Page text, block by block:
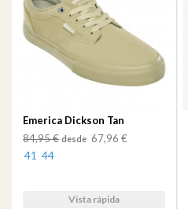
Emerica Dickson Tan
84,95 € desde 67,96 €
41 44
Vista rápida